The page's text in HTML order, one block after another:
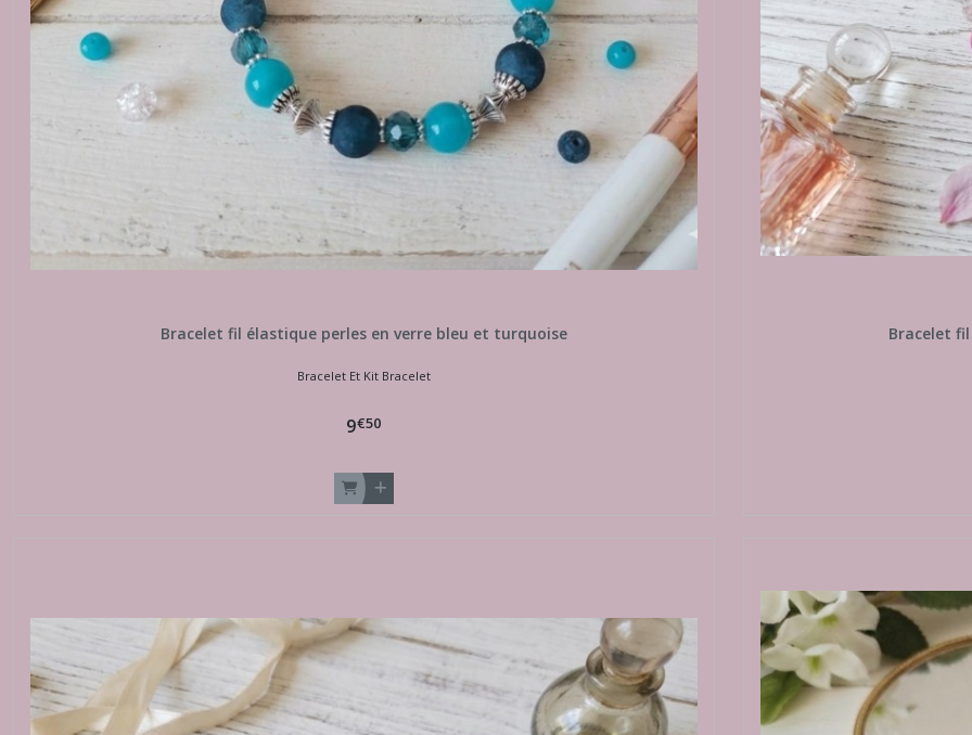
Bracelet fil élastique perles en verre bleu et turquoise
Bracelet Et Kit Bracelet
9€50
Bracelet